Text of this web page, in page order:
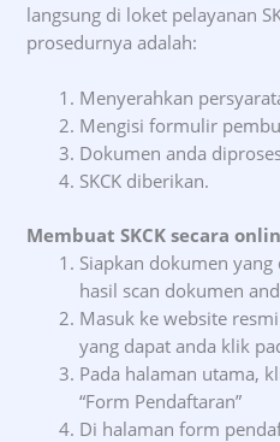
langsung di loket pelayanan
prosedurnya adalah:
Menyerahkan
Mengisi formulir
Dokumen anda
SKCK diberikan.
Membuat SKCK secara
Siapkan dokumen
hasil scan dokumen
Masuk ke website
yang dapat anda klik
Pada halaman utama,
“Form Pendaftaran”
Di halaman form